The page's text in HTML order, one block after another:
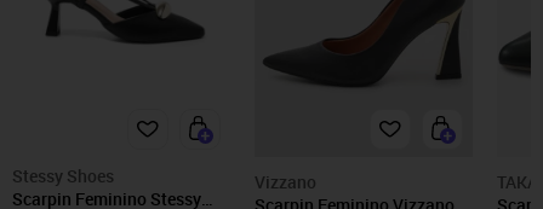
Stessy Shoes
Scarpin Feminino Stessy
Vizzano
Scarpin Feminino Vizzano